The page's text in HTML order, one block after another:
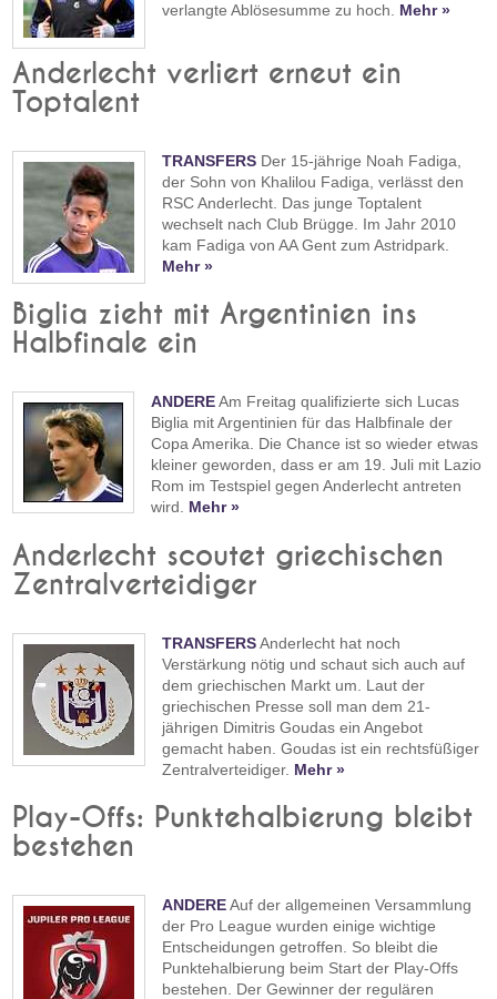
verlangte Ablösesumme zu hoch. Mehr »
Anderlecht verliert erneut ein
Toptalent
TRANSFERS Der 15-jährige Noah Fadiga,
der Sohn von Khalilou Fadiga, verlässt den
RSC Anderlecht. Das junge Toptalent
wechselt nach Club Brügge. Im Jahr 2010
kam Fadiga von AA Gent zum Astridpark.
Mehr »
Biglia zieht mit Argentinien ins
Halbfinale ein
ANDEREAm Freitag qualifizierte sich Lucas
Biglia mit Argentinien für das Halbfinale der
Copa Amerika. Die Chance ist so wieder etwas
kleiner geworden, dass er am 19. Juli mit Lazio
Rom im Testspiel gegen Anderlecht antreten
wird. Mehr »
Anderlecht scoutet griechischen
Zentralverteidiger
TRANSFERSAnderlecht hat noch
Verstärkung nötig und schaut sich auch auf
dem griechischen Markt um. Laut der
griechischen Presse soll man dem 21-
jährigen Dimitris Goudas ein Angebot
gemacht haben. Goudas ist ein rechtsfüßiger
Zentralverteidiger. Mehr »
Play-Offs: Punktehalbierung bleibt
bestehen
ANDEREAuf der allgemeinen Versammlung
der Pro League wurden einige wichtige
Entscheidungen getroffen. So bleibt die
Punktehalbierung beim Start der Play-Offs
bestehen. Der Gewinner der regulären